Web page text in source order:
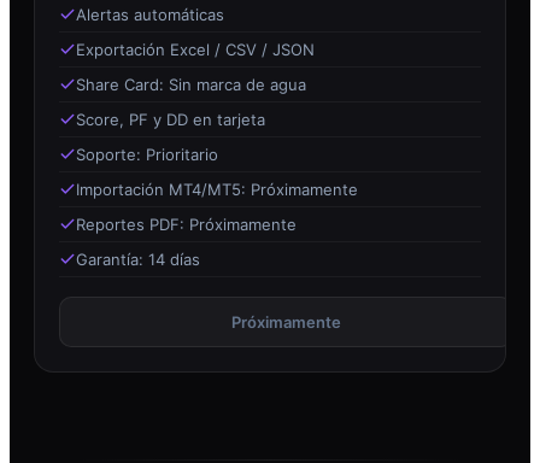
Alertas automáticas
Exportación Excel / CSV / JSON
Share Card: Sin marca de agua
Score, PF y DD en tarjeta
Soporte: Prioritario
Importación MT4/MT5: Próximamente
Reportes PDF: Próximamente
Garantía: 14 días
Próximamente